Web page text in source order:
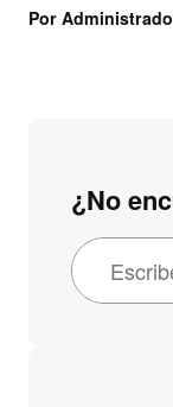
Por
¿No
B
u